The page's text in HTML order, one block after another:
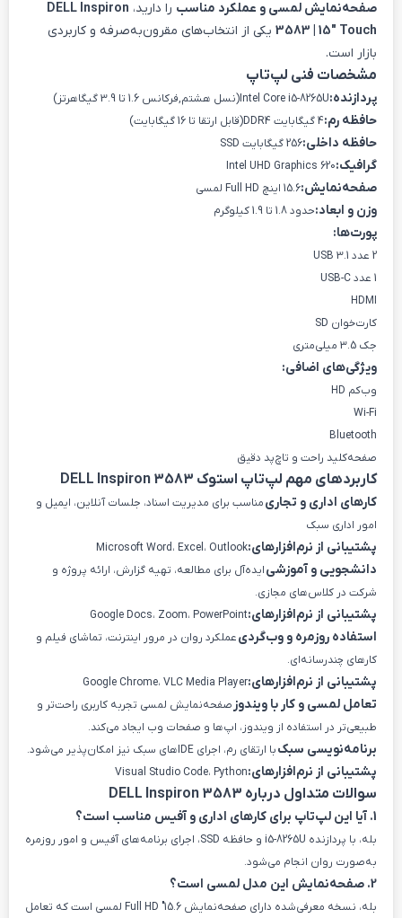
صفحه‌نمایش لمسی و عملکرد مناسب را دارید، DELL Inspiron
3583 | 15″ Touch یکی از انتخاب‌های مقرون‌به‌صرفه و کاربردی
بازار است.
مشخصات فنی لپ‌تاپ
پردازنده:Intel Core i5-8265U(نسل هشتم,فرکانس 1.6 تا 3.9 گیگاهرتز)
حافظه رم:4 گیگابایت DDR4(قابل ارتقا تا 16 گیگابایت)
حافظه داخلی:256 گیگابایت SSD
گرافیک:Intel UHD Graphics 620
صفحه‌نمایش:15.6 اینچ Full HD لمسی
وزن و ابعاد:حدود 1.8 تا 1.9 کیلوگرم
پورت‌ها:
2 عدد USB 3.1
1 عدد USB-C
HDMI
کارت‌خوان SD
جک 3.5 میلی‌متری
ویژگی‌های اضافی:
وب‌کم HD
Wi-Fi
Bluetooth
صفحه‌کلید راحت و تاچ‌پد دقیق
کاربردهای مهم لپ‌تاپ استوک DELL Inspiron 3583
کارهای اداری و تجاریمناسب برای مدیریت اسناد، جلسات آنلاین، ایمیل و
امور اداری سبک
پشتیبانی از نرم‌افزارهای:Microsoft Word، Excel، Outlook
دانشجویی و آموزشیایده‌آل برای مطالعه، تهیه گزارش، ارائه پروژه و
شرکت در کلاس‌های مجازی.
پشتیبانی از نرم‌افزارهای:Google Docs، Zoom، PowerPoint
استفاده روزمره و وب‌گردیعملکرد روان در مرور اینترنت، تماشای فیلم و
کارهای چندرسانه‌ای.
پشتیبانی از نرم‌افزارهای:Google Chrome، VLC Media Player
تعامل لمسی و کار با ویندوز صفحه‌نمایش لمسی تجربه کاربری راحت‌تر و
طبیعی‌تر در استفاده از ویندوز، اپ‌ها و صفحات وب ایجاد می‌کند.
برنامه‌نویسی سبکبا ارتقای رم، اجرای IDEهای سبک نیز امکان‌پذیر می‌شود.
پشتیبانی از نرم‌افزارهای:Visual Studio Code، Python
سوالات متداول درباره DELL Inspiron 3583
1. آیا این لپ‌تاپ برای کارهای اداری و آفیس مناسب است؟
بله، با پردازنده i5-8265U و حافظه SSD، اجرای برنامه‌های آفیس و امور روزمره
به‌صورت روان انجام می‌شود.
2. صفحه‌نمایش این مدل لمسی است؟
بله، نسخه معرفی‌شده دارای صفحه‌نمایش 15.6″ Full HD لمسی است که تعامل